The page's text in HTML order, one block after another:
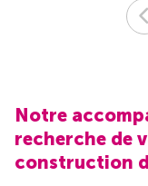
Notre
recherche de
construction